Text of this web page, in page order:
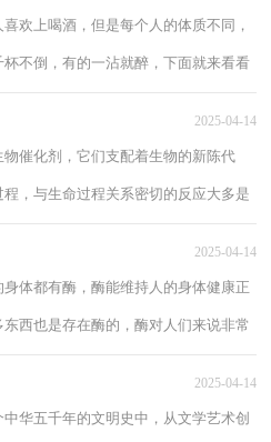
欢上喝酒，但是每个人的体质不同，
不倒，有的一沾就醉，下面就来看看
2025-04-14
催化剂，它们支配着生物的新陈代
，与生命过程关系密切的反应大多是
2025-04-14
体都有酶，酶能维持人的身体健康正
西也是存在酶的，酶对人们来说非常
2025-04-14
华五千年的文明史中，从文学艺术创